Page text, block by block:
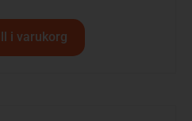
i varukorg